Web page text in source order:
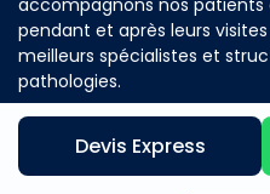
Devis Express
accompagnons nos patients
pendant et après leurs
meilleurs spécialistes et
pathologies.
Contactez nous